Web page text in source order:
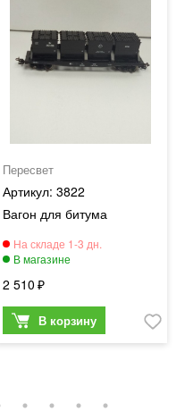
Пересвет
3822
Вагон для битума
2 510